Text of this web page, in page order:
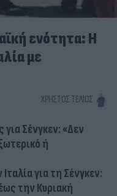
ενότητα: Η
με
ΧΡΉΣΤΟΣ ΤΈΛΙΟΣ
Σένγκεν: «Δεν
ή
για τη Σένγκεν:
την Κυριακή